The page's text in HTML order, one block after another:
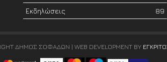
Εκδηλώσεις
89
ΔΗΜΟΣ ΣΟΦΑΔΩΝ | WEB DEVELOPMENT BY